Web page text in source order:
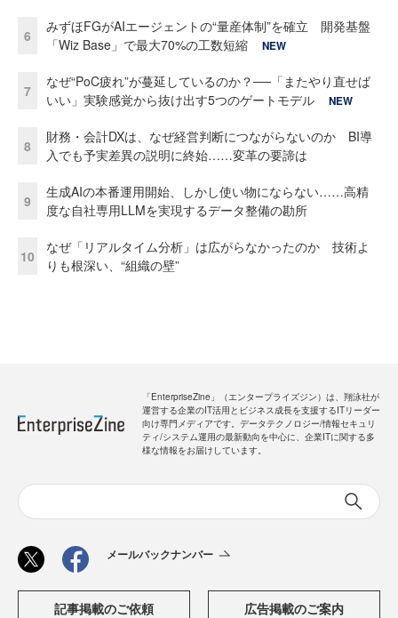
6
みずほFGがAIエージェントの“量産体制”を確立 開発基盤
「Wiz Base」で最大70%の工数短縮
NEW
7
なぜ“PoC疲れ”が蔓延しているのか？──「またやり直せば
いい」実験感覚から抜け出す5つのゲートモデル
NEW
8
財務・会計DXは、なぜ経営判断につながらないのか BI導
入でも予実差異の説明に終始……変革の要諦は
9
生成AIの本番運用開始、しかし使い物にならない……高精
度な自社専用LLMを実現するデータ整備の勘所
10
なぜ「リアルタイム分析」は広がらなかったのか 技術よ
りも根深い、“組織の壁”
「EnterpriseZine」（エンタープライズジン）は、翔泳社が
運営する企業のIT活用とビジネス成長を支援するITリーダー
向け専門メディアです。データテクノロジー/情報セキュリ
ティ/システム運用の最新動向を中心に、企業ITに関する多
様な情報をお届けしています。
メールバックナンバー
記事掲載のご依頼 広告掲載のご案内